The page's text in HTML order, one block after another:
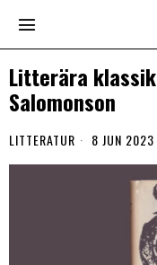
Litterära
Salomonson
LITTERATUR 8 JUN 2023